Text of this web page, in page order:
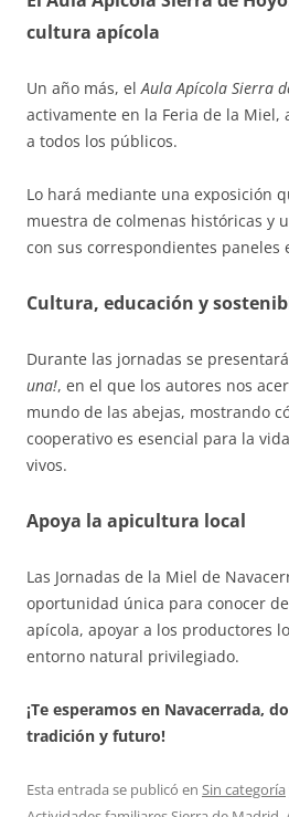
cultura apícola
Un año más, el Aula Apícola Sierra
activamente en la Feria de la Miel,
a todos los públicos.
Lo hará mediante una exposición
muestra de colmenas históricas y
con sus correspondientes paneles
Cultura, educación y
Durante las jornadas se
una!, en el que los autores nos
mundo de las abejas, mostrando
cooperativo es esencial para la
vivos.
Apoya la apicultura local
Las Jornadas de la Miel de
oportunidad única para conocer
apícola, apoyar a los productores
entorno natural privilegiado.
¡Te esperamos en Navacerrada,
tradición y futuro!
Esta entrada se publicó en Sin categoría